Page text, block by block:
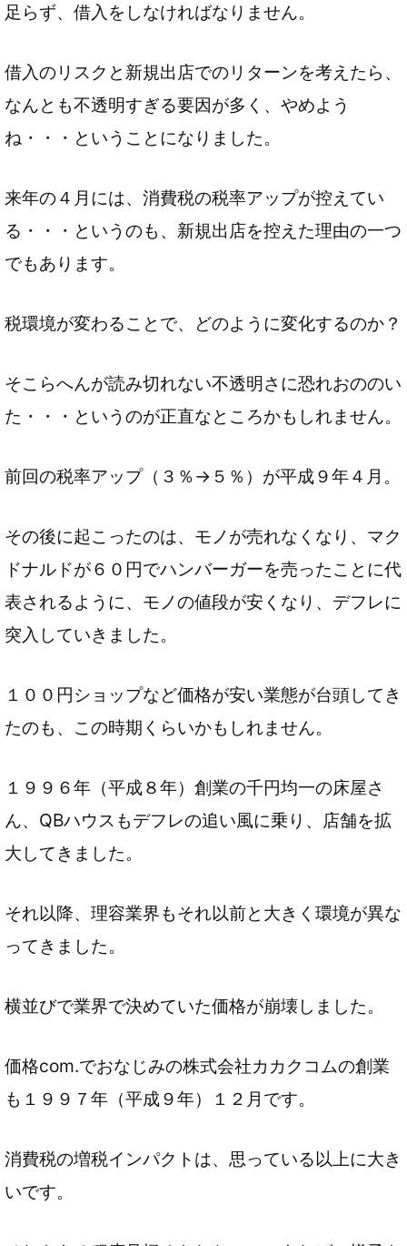
足らず、借入をしなければなりません。
借入のリスクと新規出店でのリターンを考えたら、
なんとも不透明すぎる要因が多く、やめよう
ね・・・ということになりました。
来年の４月には、消費税の税率アップが控えてい
る・・・というのも、新規出店を控えた理由の一つ
でもあります。
税環境が変わることで、どのように変化するのか？
そこらへんが読み切れない不透明さに恐れおののい
た・・・というのが正直なところかもしれません。
前回の税率アップ（３％→５％）が平成９年４月。
その後に起こったのは、モノが売れなくなり、マク
ドナルドが６０円でハンバーガーを売ったことに代
表されるように、モノの値段が安くなり、デフレに
突入していきました。
１００円ショップなど価格が安い業態が台頭してき
たのも、この時期くらいかもしれません。
１９９６年（平成８年）創業の千円均一の床屋さ
ん、QBハウスもデフレの追い風に乗り、店舗を拡
大してきました。
それ以降、理容業界もそれ以前と大きく環境が異な
ってきました。
横並びで業界で決めていた価格が崩壊しました。
価格com.でおなじみの株式会社カカクコムの創業
も１９９７年（平成９年）１２月です。
消費税の増税インパクトは、思っている以上に大き
いです。